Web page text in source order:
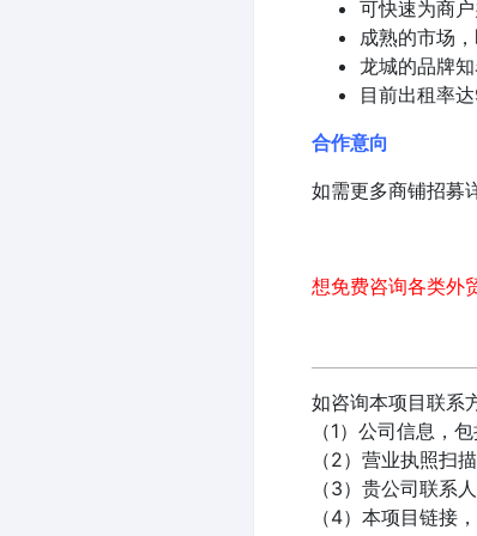
可快速为商
成熟的市场
龙城的品牌
目前出租率
合作意向
如需更多商铺招募
想免费咨询各类外
如咨询本项目联
（1）公司信息，
（2）营业执照扫描
（3）贵公司联系
（4）本项目链接